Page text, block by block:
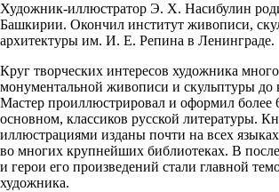
Художник-иллюстратор Э. Х. Насибулин
Башкирии. Окончил институт живописи,
архитектуры им. И. Е. Репина в Ленинграде.
Круг творческих интересов художника
монументальной живописи и скульптуры
Мастер проиллюстрировал и оформил более
основном, классиков русской литературы.
иллюстрациями изданы почти на всех
во многих крупнейших библиотеках. В
и герои его произведений стали главной
художника.